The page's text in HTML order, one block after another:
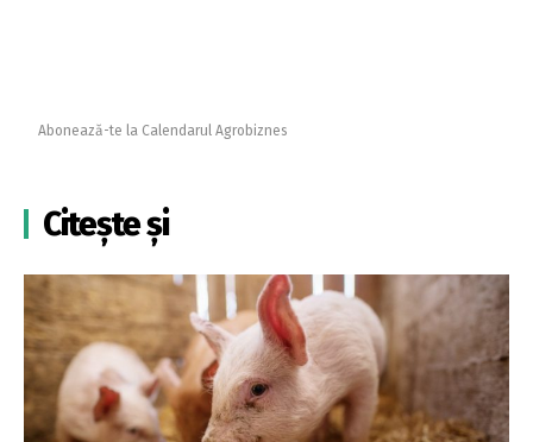
Abonează-te la Calendarul Agrobiznes
Citește și